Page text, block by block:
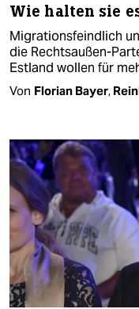
Wie halten sie
Migrationsfeindlich
die Rechtsaußen-
Estland wollen für
Von Florian Bayer,